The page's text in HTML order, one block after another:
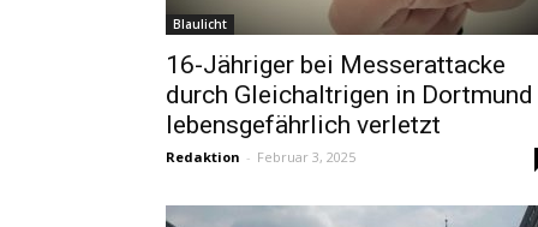
Blaulicht
16-Jähriger bei Messerattacke
durch Gleichaltrigen in Dortmund
lebensgefährlich verletzt
Redaktion - Februar 3, 2025